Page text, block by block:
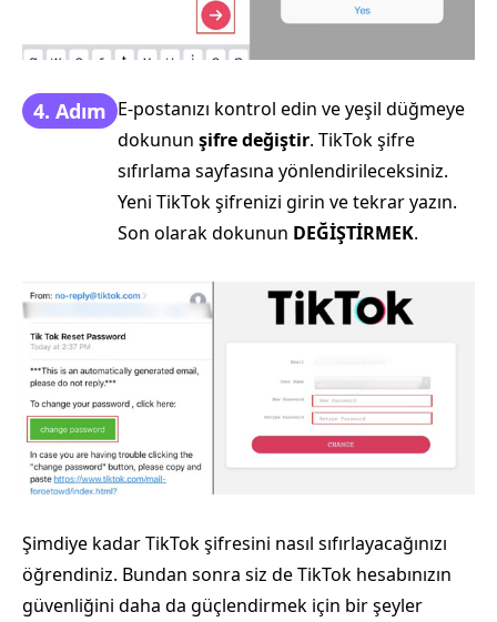
4. Adım E-postanızı kontrol edin ve yeşil düğmeye
dokunun şifre değiştir. TikTok şifre
sıfırlama sayfasına yönlendirileceksiniz.
Yeni TikTok şifrenizi girin ve tekrar yazın.
Son olarak dokunun DEĞİŞTİRMEK.
Şimdiye kadar TikTok şifresini nasıl sıfırlayacağınızı
öğrendiniz. Bundan sonra siz de TikTok hesabınızın
güvenliğini daha da güçlendirmek için bir şeyler